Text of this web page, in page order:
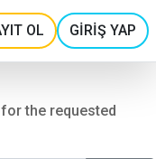
OL GİRİŞ YAP
the requested